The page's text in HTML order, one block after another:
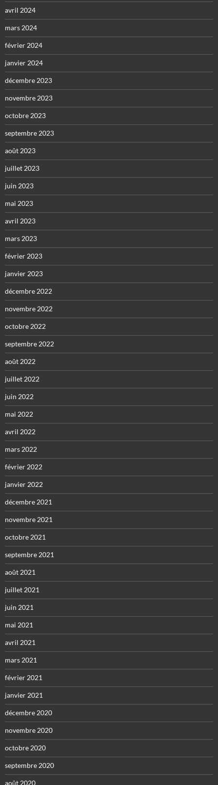
avril 2024
mars 2024
février 2024
janvier 2024
décembre 2023
novembre 2023
octobre 2023
septembre 2023
août 2023
juillet 2023
juin 2023
mai 2023
avril 2023
mars 2023
février 2023
janvier 2023
décembre 2022
novembre 2022
octobre 2022
septembre 2022
août 2022
juillet 2022
juin 2022
mai 2022
avril 2022
mars 2022
février 2022
janvier 2022
décembre 2021
novembre 2021
octobre 2021
septembre 2021
août 2021
juillet 2021
juin 2021
mai 2021
avril 2021
mars 2021
février 2021
janvier 2021
décembre 2020
novembre 2020
octobre 2020
septembre 2020
août 2020